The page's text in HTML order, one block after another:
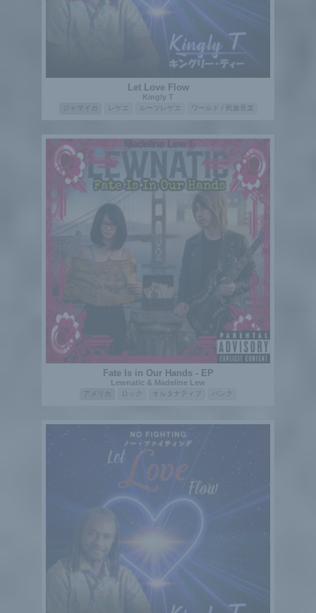
Let Love Flow
Kingly T
ジャマイカ レゲエ ルーツレゲエ ワールド / 民族音楽
Fate Is in Our Hands - EP
Lewnatic & Madeline Lew
アメリカ ロック オルタナティブ パンク